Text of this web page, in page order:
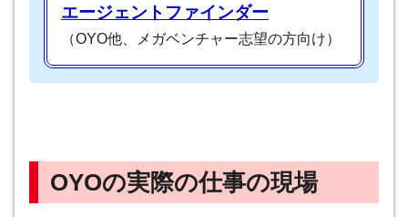
エージェントファインダー
（OYO他、メガベンチャー志望の方向け）
OYOの実際の仕事の現場